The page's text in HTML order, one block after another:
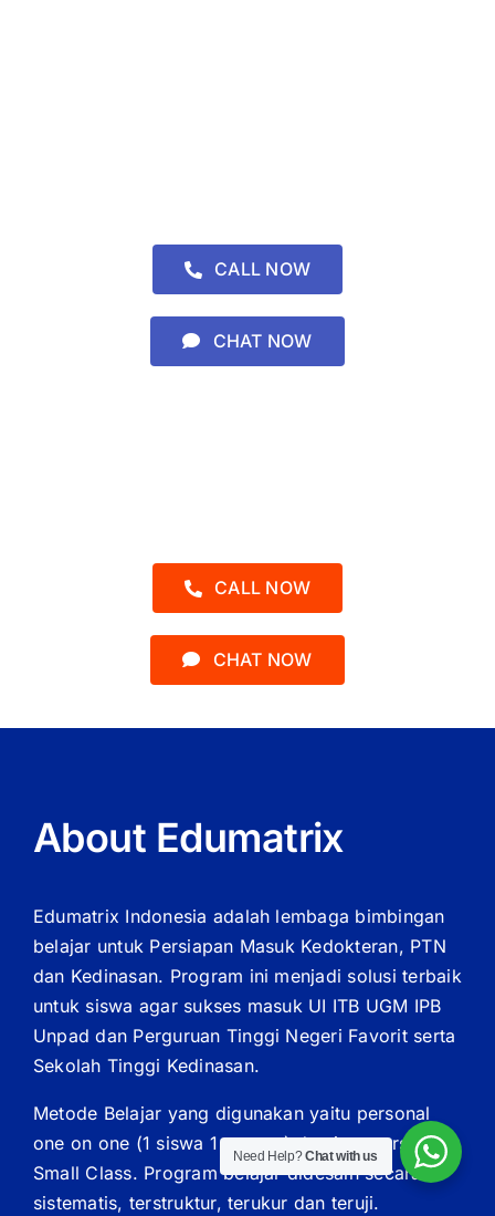
CALL NOW
CHAT NOW
CALL NOW
CHAT NOW
About Edumatrix
Edumatrix Indonesia adalah lembaga bimbingan
belajar untuk Persiapan Masuk Kedokteran, PTN
dan Kedinasan. Program ini menjadi solusi terbaik
untuk siswa agar sukses masuk UI ITB UGM IPB
Unpad dan Perguruan Tinggi Negeri Favorit serta
Sekolah Tinggi Kedinasan.
Metode Belajar yang digunakan yaitu personal
one on one (1 siswa 1 mentor) dan juga tersedia
Small Class. Program belajar didesain secara
sistematis, terstruktur, terukur dan teruji.
Need Help?Chat with us